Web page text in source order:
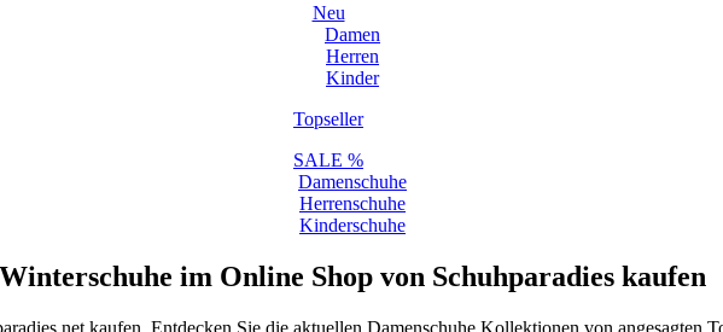
Neu
Damen
Herren
Kinder
Topseller
SALE %
Damenschuhe
Herrenschuhe
Kinderschuhe
im Online Shop von Schuhparadies kaufen
kaufen. Entdecken Sie die aktuellen Damenschuhe Kollektionen von angesagten